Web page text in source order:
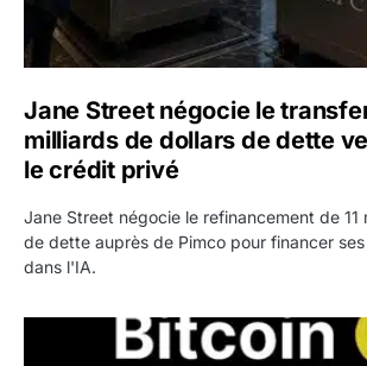
Jane Street négocie le
milliards de dollars de dette
le crédit privé
Jane Street négocie le refinancement de 11
de dette auprès de Pimco pour financer
dans l'IA.
Bitcoin stagne à 64 000 dollars